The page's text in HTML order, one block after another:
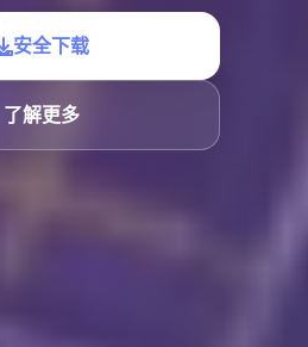
安全下载
了解更多